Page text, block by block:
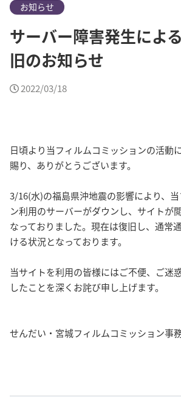
お知らせ
サーバー障害発生によ
旧のお知らせ
2022/03/18
日頃より当フィルムコミッションの活動
賜り、ありがとうございます。
3/16(水)の福島県沖地震の影響により、
ン利用のサーバーがダウンし、サイトが
なっておりました。現在は復旧し、通常
ける状況となっております。
当サイトを利用の皆様にはご不便、ご迷
したことを深くお詫び申し上げます。
せんだい・宮城フィルムコミッション事